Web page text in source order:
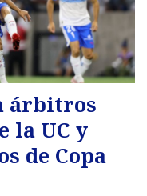
árbitros
la UC y
de Copa